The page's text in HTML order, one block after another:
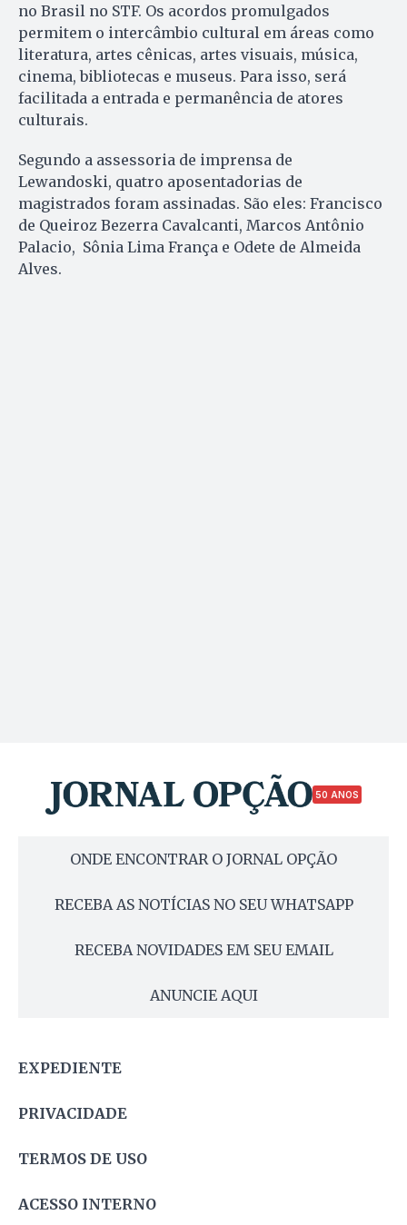
no Brasil no STF. Os acordos promulgados
permitem o intercâmbio cultural em áreas como
literatura, artes cênicas, artes visuais, música,
cinema, bibliotecas e museus. Para isso, será
facilitada a entrada e permanência de atores
culturais.
Segundo a assessoria de imprensa de
Lewandoski, quatro aposentadorias de
magistrados foram assinadas. São eles: Francisco
de Queiroz Bezerra Cavalcanti, Marcos Antônio
Palacio, Sônia Lima França e Odete de Almeida
Alves.
50 ANOS
ONDE ENCONTRAR O JORNAL OPÇÃO
RECEBA AS NOTÍCIAS NO SEU WHATSAPP
RECEBA NOVIDADES EM SEU EMAIL
ANUNCIE AQUI
EXPEDIENTE
PRIVACIDADE
TERMOS DE USO
ACESSO INTERNO